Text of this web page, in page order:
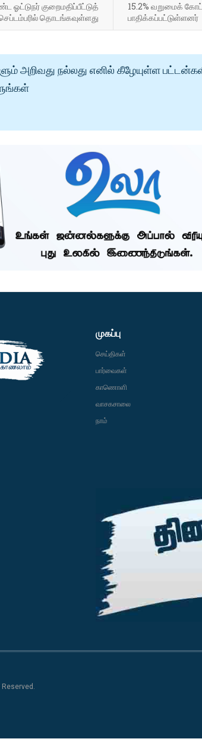
குறைமதிப்பீட்டுத்
தொடங்கவுள்ளது
15.2% வறுமைக்
பாதிக்கப்பட்டுள்ளனர்
அறிவது நல்லது எனில் கீழேயுள்ள
முகப்பு
செய்திகள்
பார்வைகள்
காணொளி
வாசகசாலை
நாம்